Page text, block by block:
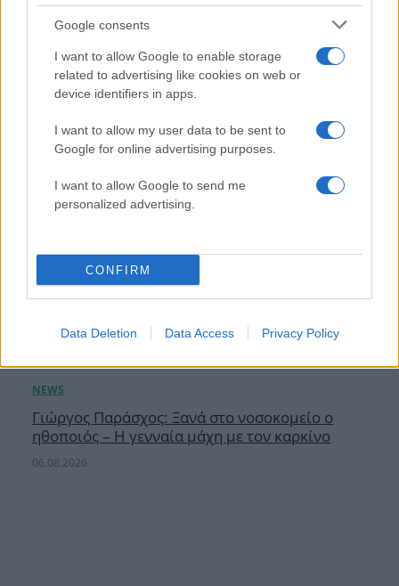
Google consents
I want to allow Google to enable storage
related to advertising like cookies on web or
device identifiers in apps.
I want to allow my user data to be sent to
Google for online advertising purposes.
I want to allow Google to send me
personalized advertising.
CONFIRM
Data Deletion Data Access Privacy Policy
Ελένη Μενεγάκη: Καλοκαιρινές στιγμές στο
Φισκάρδο με τον Μάκη Παντζόπουλο – Το
βίντεο από το γεύμα τους
06.08.2026
Γιώργος Παράσχος: Ξανά στο νοσοκομείο ο
ηθοποιός – Η γενναία μάχη με τον καρκίνο
06.08.2026